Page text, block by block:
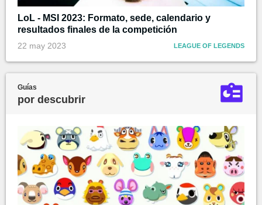
LoL - MSI 2023: Formato, sede, calendario y
resultados finales de la competición
22 may 2023 LEAGUE OF LEGENDS
Guías
por descubrir